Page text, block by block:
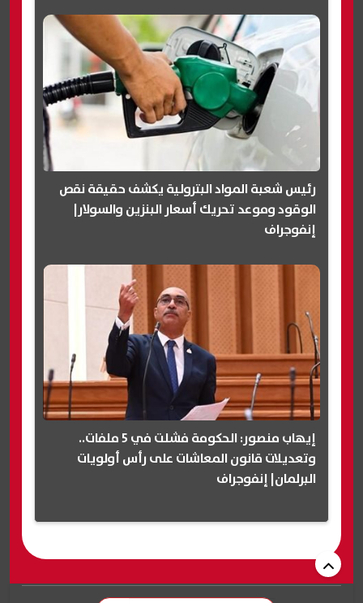
رئيس شعبة المواد البترولية يكشف حقيقة نقص
الوقود وموعد تحريك أسعار البنزين والسولار|
إنفوجراف
إيهاب منصور: الحكومة فشلت في 5 ملفات..
وتعديلات قانون المعاشات على رأس أولويات
البرلمان| إنفوجراف